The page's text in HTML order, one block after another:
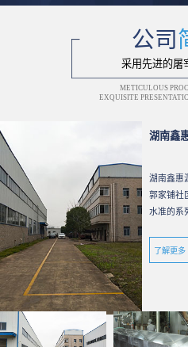
公司
采用先进的屠
METICULOUS
EXQUISITE
湖南鑫
湖南鑫惠
郭家铺社
水准的系
了解更多